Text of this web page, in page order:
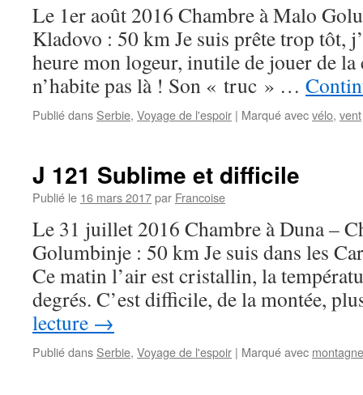
Le 1er août 2016 Chambre à Malo
Kladovo : 50 km Je suis prête trop tôt,
heure mon logeur, inutile de jouer de
n’habite pas là ! Son « truc » …
Publié dans Serbie, Voyage de l'espoir | Marqué avecvélo, vent
J 121 Sublime et difficile
Publié le 16 mars 2017par Francoise
Le 31 juillet 2016 Chambre à Duna –
Golumbinje : 50 km Je suis dans les
Ce matin l’air est cristallin, la
degrés. C’est difficile, de la montée,
lecture →
Publié dans Serbie, Voyage de l'espoir | Marqué avec montagne